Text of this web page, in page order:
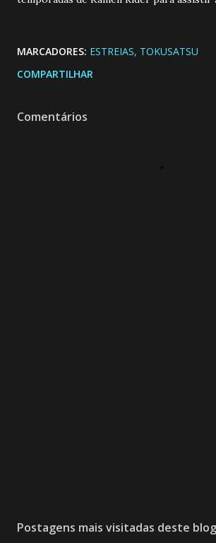
MARCADORES: ESTREIAS TOKUSATSU
COMPARTILHAR
Comentários
Postagens mais visitadas deste blog